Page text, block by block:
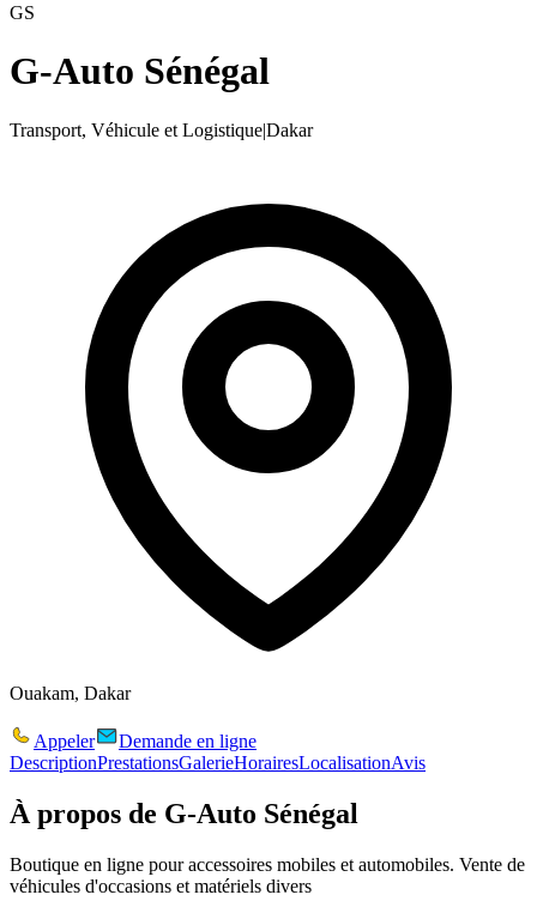
GS
G-Auto Sénégal
Transport, Véhicule et Logistique|Dakar
Ouakam, Dakar
Appeler
Demande en ligne
DescriptionPrestationsGalerieHorairesLocalisationAvis
À propos de G-Auto Sénégal
Boutique en ligne pour accessoires mobiles et automobiles. Vente de
véhicules d'occasions et matériels divers